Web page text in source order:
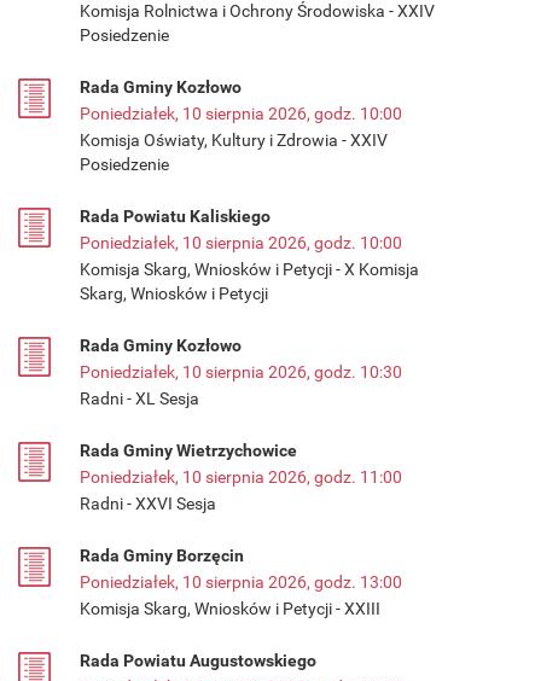
Komisja Rolnictwa i Ochrony Środowiska - XXIV
Posiedzenie
Rada Gminy Kozłowo
Poniedziałek, 10 sierpnia 2026, godz. 10:00
Komisja Oświaty, Kultury i Zdrowia - XXIV
Posiedzenie
Rada Powiatu Kaliskiego
Poniedziałek, 10 sierpnia 2026, godz. 10:00
Komisja Skarg, Wniosków i Petycji - X Komisja
Skarg, Wniosków i Petycji
Rada Gminy Kozłowo
Poniedziałek, 10 sierpnia 2026, godz. 10:30
Radni - XL Sesja
Rada Gminy Wietrzychowice
Poniedziałek, 10 sierpnia 2026, godz. 11:00
Radni - XXVI Sesja
Rada Gminy Borzęcin
Poniedziałek, 10 sierpnia 2026, godz. 13:00
Komisja Skarg, Wniosków i Petycji - XXIII
Rada Powiatu Augustowskiego